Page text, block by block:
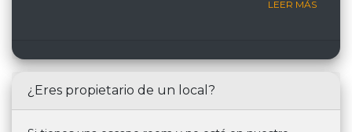
LEER MÁS
¿Eres propietario de un local?